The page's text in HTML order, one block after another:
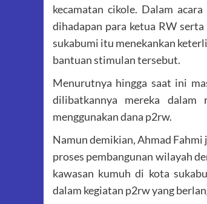
kecamatan cikole. Dalam
dihadapan para ketua RW
sukabumi itu menekankan
bantuan stimulan tersebut.
Menurutnya hingga saat ini
dilibatkannya mereka dalam
menggunakan dana p2rw.
Namun demikian, Ahmad
proses pembangunan wilayah
kawasan kumuh di kota
dalam kegiatan p2rw yang